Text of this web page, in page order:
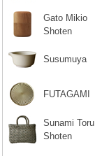
Gato Mikio
Shoten
Susumuya
FUTAGAMI
Sunami Toru
Shoten